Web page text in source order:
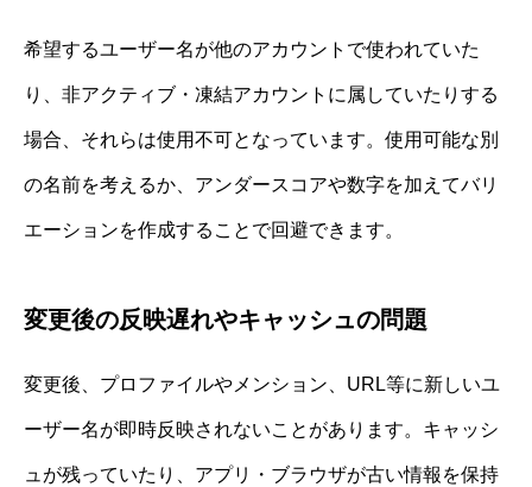
希望するユーザー名が他のアカウントで使われていた
り、非アクティブ・凍結アカウントに属していたりする
場合、それらは使用不可となっています。使用可能な別
の名前を考えるか、アンダースコアや数字を加えてバリ
エーションを作成することで回避できます。
変更後の反映遅れやキャッシュの問題
変更後、プロファイルやメンション、URL等に新しいユ
ーザー名が即時反映されないことがあります。キャッシ
ュが残っていたり、アプリ・ブラウザが古い情報を保持